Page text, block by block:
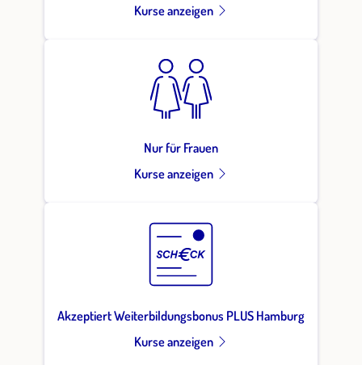
Kurse anzeigen
Nur für Frauen
Kurse anzeigen
Akzeptiert Weiterbildungsbonus PLUS Hamburg
Kurse anzeigen